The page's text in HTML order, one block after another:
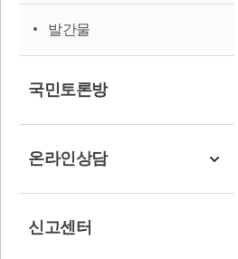
발간물
국민토론방
온라인상담
신고센터